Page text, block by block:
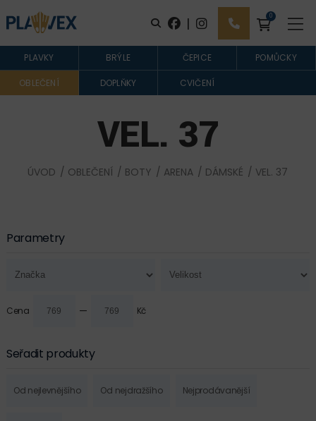
| 0
PLAVKY BRÝLE ČEPICE POMŮCKY
OBLEČENÍ DOPLŇKY CVIČENÍ
VEL. 37
ÚVOD / OBLEČENÍ / BOTY / ARENA / DÁMSKÉ / VEL. 37
Parametry
Cena — Kč
Seřadit produkty
Od nejlevnějšího Od nejdražšího Nejprodávanější